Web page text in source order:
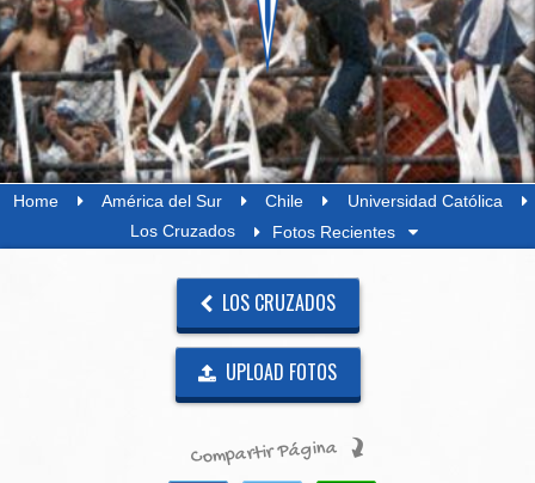
Home América del Sur Chile
Universidad Católica
Los Cruzados
Fotos Recientes
LOS CRUZADOS
UPLOAD FOTOS
Compartir Página